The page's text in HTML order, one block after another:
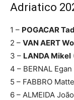
Adriatico
1 – POGACAR
2 – VAN AERT
3 – LANDA Mikel
4 – BERNAL
5 – FABBRO
6 – ALMEIDA